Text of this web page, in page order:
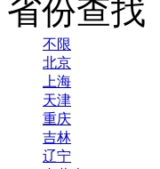
省份查找
不限
北京
上海
天津
重庆
吉林
辽宁